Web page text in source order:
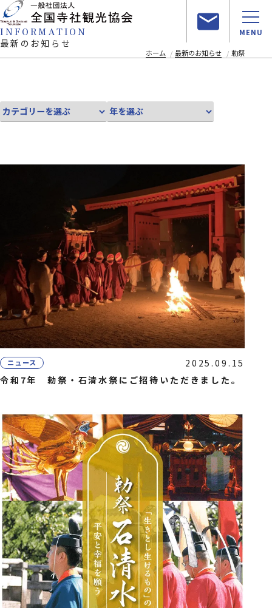
MENU
INFORMATION
最新のお知らせ
ホーム 最新のお知らせ 勅祭
ニュース
2025.09.15
令和7年 勅祭・石清水祭にご招待いただきました。